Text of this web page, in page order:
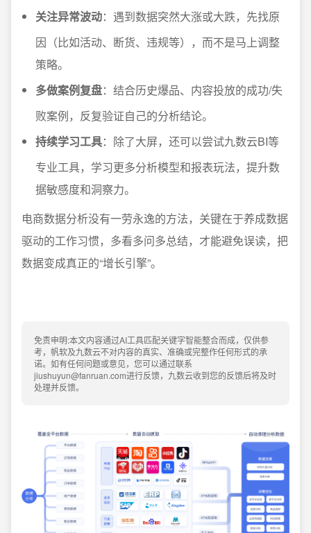
关注异常波动：遇到数据突然大涨或大跌，先找原
因（比如活动、断货、违规等），而不是马上调整
策略。
多做案例复盘：结合历史爆品、内容投放的成功/失
败案例，反复验证自己的分析结论。
持续学习工具：除了大屏，还可以尝试九数云BI等
专业工具，学习更多分析模型和报表玩法，提升数
据敏感度和洞察力。
电商数据分析没有一劳永逸的方法，关键在于养成数据
驱动的工作习惯，多看多问多总结，才能避免误读，把
数据变成真正的“增长引擎”。
免责申明:本文内容通过AI工具匹配关键字智能整合而成，仅供参
考，帆软及九数云不对内容的真实、准确或完整作任何形式的承
诺。如有任何问题或意见，您可以通过联系
jiushuyun@fanruan.com进行反馈，九数云收到您的反馈后将及时
处理并反馈。